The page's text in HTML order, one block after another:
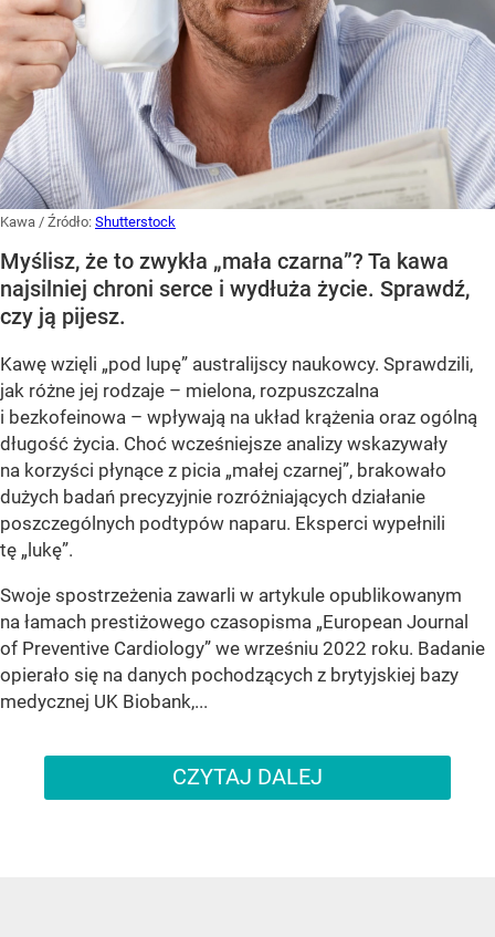
Kawa / Źródło: Shutterstock
Myślisz, że to zwykła „mała czarna”? Ta kawa
najsilniej chroni serce i wydłuża życie. Sprawdź,
czy ją pijesz.
Kawę wzięli „pod lupę” australijscy naukowcy. Sprawdzili,
jak różne jej rodzaje – mielona, rozpuszczalna
i bezkofeinowa – wpływają na układ krążenia oraz ogólną
długość życia. Choć wcześniejsze analizy wskazywały
na korzyści płynące z picia „małej czarnej”, brakowało
dużych badań precyzyjnie rozróżniających działanie
poszczególnych podtypów naparu. Eksperci wypełnili
tę „lukę”.
Swoje spostrzeżenia zawarli w artykule opublikowanym
na łamach prestiżowego czasopisma „European Journal
of Preventive Cardiology” we wrześniu 2022 roku. Badanie
opierało się na danych pochodzących z brytyjskiej bazy
medycznej UK Biobank,...
CZYTAJ DALEJ